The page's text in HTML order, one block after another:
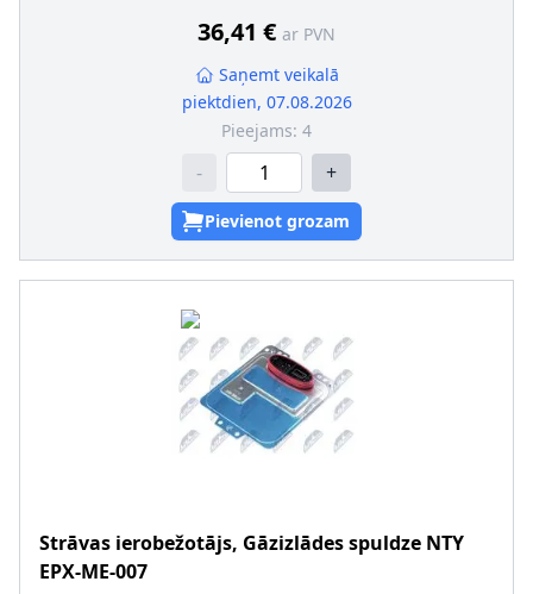
36,41 € ar PVN
Saņemt veikalā
piektdien, 07.08.2026
Pieejams: 4
- +
Pievienot grozam
Strāvas ierobežotājs, Gāzizlādes spuldze NTY
EPX-ME-007